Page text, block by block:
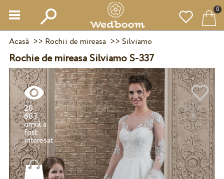
0
Acasă >> Rochii de mireasa >> Silviamo
Rochie de mireasa Silviamo S-337
28
683
omul a
fost